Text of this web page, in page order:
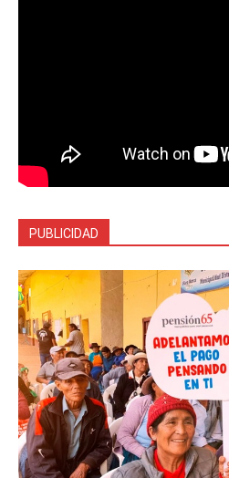
PUBLICIDAD